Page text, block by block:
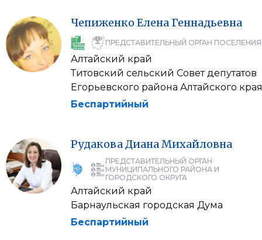
Чепиженко Елена Геннадьевна
ПРЕДСТАВИТЕЛЬНЫЙ ОРГАН ПОСЕЛЕНИЯ
Алтайский край
Титовский сельский Совет депутатов
Егорьевского района Алтайского края
Беспартийный
РудаковаДианаМихайловна
ПРЕДСТАВИТЕЛЬНЫЙ ОРГАН
МУНИЦИПАЛЬНОГО РАЙОНА И
ГОРОДСКОГО ОКРУГА
Алтайский край
Барнаульская городская Дума
Беспартийный